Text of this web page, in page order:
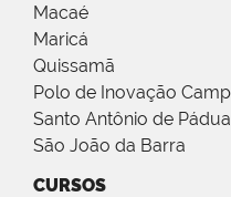
Macaé
Maricá
Quissamã
Polo de Inovação
Santo Antônio de Pádua
São João da Barra
CURSOS